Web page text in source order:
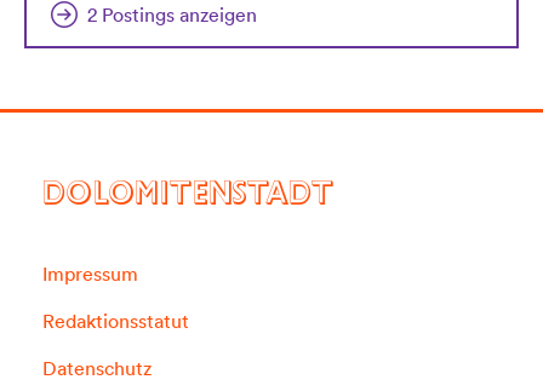
2 Postings anzeigen
DOLOMITENSTADT
Impressum
Redaktionsstatut
Datenschutz